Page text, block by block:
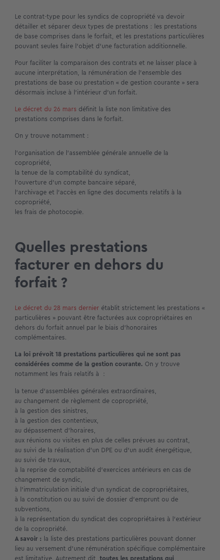
Le contrat-type pour les syndics de copropriété va devoir
détailler et séparer deux types de prestations : les prestations
de base comprises dans le forfait, et les prestations particulières
pouvant seules faire l’objet d’une facturation additionnelle.
Pour faciliter la comparaison des contrats et ne laisser place à
aucune interprétation, la rémunération de l’ensemble des
prestations de base ou prestation « de gestion courante » sera
désormais incluse à l’intérieur d’un forfait.
Le décret du 26 mars définit la liste non limitative des
prestations comprises dans le forfait.
On y trouve notamment :
l’organisation de l’assemblée générale annuelle de la
copropriété,
la tenue de la comptabilité du syndicat,
l’ouverture d’un compte bancaire séparé,
l’archivage et l’accès en ligne des documents relatifs à la
copropriété,
les frais de photocopie.
Quelles prestations
facturer en dehors du
forfait ?
Le décret du 28 mars dernier établit strictement les prestations «
particulières » pouvant être facturées aux copropriétaires en
dehors du forfait annuel par le biais d’honoraires
complémentaires.
La loi prévoit 18 prestations particulières qui ne sont pas
considérées comme de la gestion courante. On y trouve
notamment les frais relatifs à :
la tenue d’assemblées générales extraordinaires,
au changement de règlement de copropriété,
à la gestion des sinistres,
à la gestion des contentieux,
au dépassement d’horaires,
aux réunions ou visites en plus de celles prévues au contrat,
au suivi de la réalisation d’un DPE ou d’un audit énergétique,
au suivi de travaux,
à la reprise de comptabilité d’exercices antérieurs en cas de
changement de syndic,
à l’immatriculation initiale d’un syndicat de copropriétaires,
à la constitution ou au suivi de dossier d’emprunt ou de
subventions,
à la représentation du syndicat des copropriétaires à l’extérieur
de la copropriété.
A savoir : la liste des prestations particulières pouvant donner
lieu au versement d’une rémunération spécifique complémentaire
est limitative. Autrement dit, toutes les prestations qui